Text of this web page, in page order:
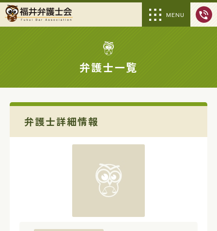
MENU
弁護士一覧
弁護士詳細情報